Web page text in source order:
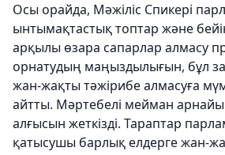
Осы орайда, Мәжіліс Спикері
ынтымақтастық топтар және
арқылы өзара сапарлар алмасу
орнатудың маңыздылығын, бұл
жан-жақты тәжірибе алмасуға
айтты. Мәртебелі мейман
алғысын жеткізді. Тараптар
қатысушы барлық елдерге жан-